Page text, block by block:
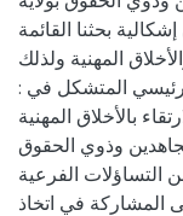
بحثنا القائمة
المهنية ولذلك
المتشكل في :
بالأخلاق المهنية
وذوي الحقوق
التساؤلات الفرعية
المشاركة في اتخاذ